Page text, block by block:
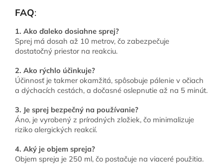
FAQ:
1. Ako ďaleko dosiahne sprej?
Sprej má dosah až 10 metrov, čo zabezpečuje
dostatočný priestor na reakciu.
2. Ako rýchlo účinkuje?
Účinnosť je takmer okamžitá, spôsobuje pálenie v očiach
a dýchacích cestách, a dočasné oslepnutie až na 5 minút.
3. Je sprej bezpečný na používanie?
Áno, je vyrobený z prírodných zložiek, čo minimalizuje
riziko alergických reakcií.
4. Aký je objem spreja?
Objem spreja je 250 ml, čo postačuje na viaceré použitia.